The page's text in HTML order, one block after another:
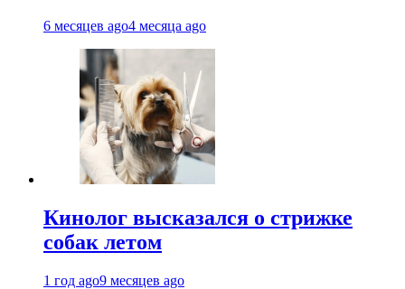
6 месяцев ago4 месяца ago
Кинолог высказался о стрижке
собак летом
1 год ago9 месяцев ago